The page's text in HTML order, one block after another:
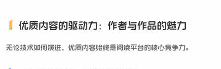
优质内容的驱动力：作者与作品的魅力
无论技术如何演进，优质内容始终是阅读平台的核心竞争力。